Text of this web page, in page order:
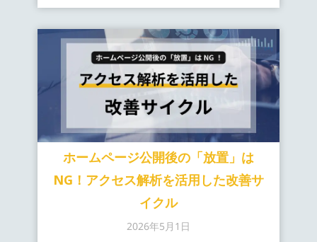
ホームページ公開後の「放置」は
NG！アクセス解析を活用した改善サ
イクル
2026年5月1日